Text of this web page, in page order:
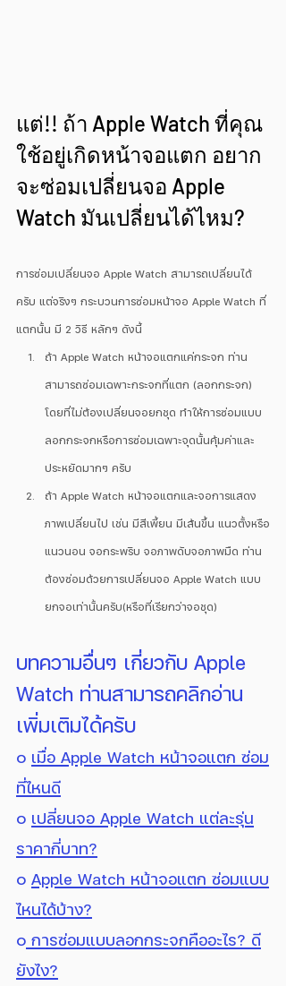
แต่!! ถ้า Apple Watch ที่คุณ
ใช้อยู่เกิดหน้าจอแตก อยาก
จะซ่อมเปลี่ยนจอ Apple
Watch มันเปลี่ยนได้ไหม?
การซ่อมเปลี่ยนจอ Apple Watch สามารถเปลี่ยนได้
ครับ แต่จริงๆ กระบวนการซ่อมหน้าจอ Apple Watch ที่
แตกนั้น มี 2 วิธี หลักๆ ดังนี้
ถ้า Apple Watch หน้าจอแตกแค่กระจก ท่าน
สามารถซ่อมเฉพาะกระจกที่แตก (ลอกกระจก)
โดยที่ไม่ต้องเปลี่ยนจอยกชุด ทำให้การซ่อมแบบ
ลอกกระจกหรือการซ่อมเฉพาะจุดนั้นคุ้มค่าและ
ประหยัดมากๆ ครับ
ถ้า Apple Watch หน้าจอแตกและจอการแสดง
ภาพเปลี่ยนไป เช่น มีสีเพี้ยน มีเส้นขึ้น แนวตั้งหรือ
แนวนอน จอกระพริบ จอภาพดับจอภาพมืด ท่าน
ต้องซ่อมด้วยการเปลี่ยนจอ Apple Watch แบบ
ยกจอเท่านั้นครับ(หรือที่เรียกว่าจอชุด)
บทความอื่นๆ เกี่ยวกับ Apple
Watch ท่านสามารถคลิกอ่าน
เพิ่มเติมได้ครับ
๐ เมื่อ Apple Watch หน้าจอแตก ซ่อม
ที่ไหนดี
๐ เปลี่ยนจอ Apple Watch แต่ละรุ่น
ราคากี่บาท?
๐ Apple Watch หน้าจอแตก ซ่อมแบบ
ไหนได้บ้าง?
๐ การซ่อมแบบลอกกระจกคืออะไร? ดี
ยังไง?